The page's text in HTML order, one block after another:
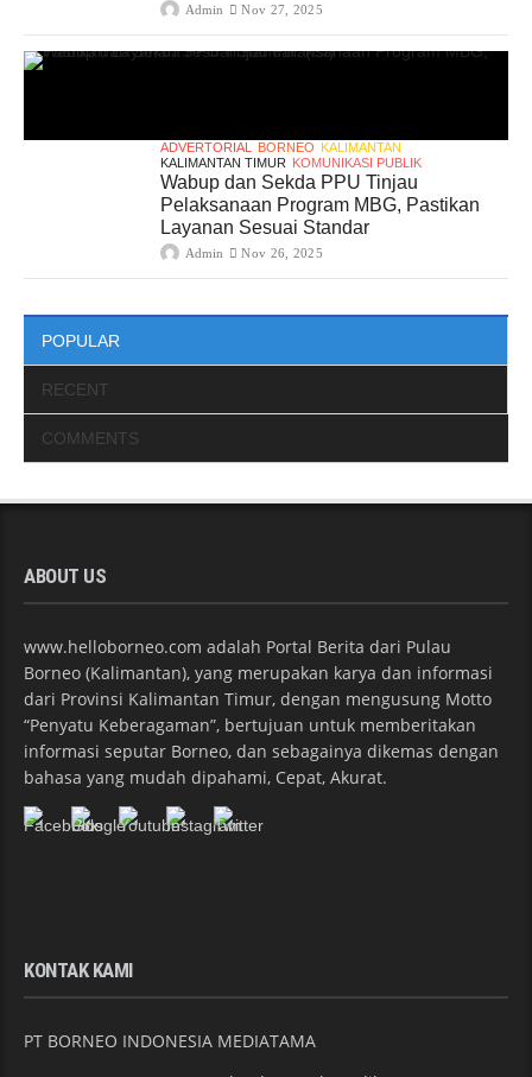
Admin Nov 27, 2025
ADVERTORIAL BORNEO KALIMANTAN
KALIMANTAN TIMUR KOMUNIKASI PUBLIK
Wabup dan Sekda PPU Tinjau
Pelaksanaan Program MBG, Pastikan
Layanan Sesuai Standar
Admin Nov 26, 2025
POPULAR
RECENT
COMMENTS
ABOUT US
www.helloborneo.com adalah Portal Berita dari Pulau
Borneo (Kalimantan), yang merupakan karya dan informasi
dari Provinsi Kalimantan Timur, dengan mengusung Motto
“Penyatu Keberagaman”, bertujuan untuk memberitakan
informasi seputar Borneo, dan sebagainya dikemas dengan
bahasa yang mudah dipahami, Cepat, Akurat.
KONTAK KAMI
PT BORNEO INDONESIA MEDIATAMA